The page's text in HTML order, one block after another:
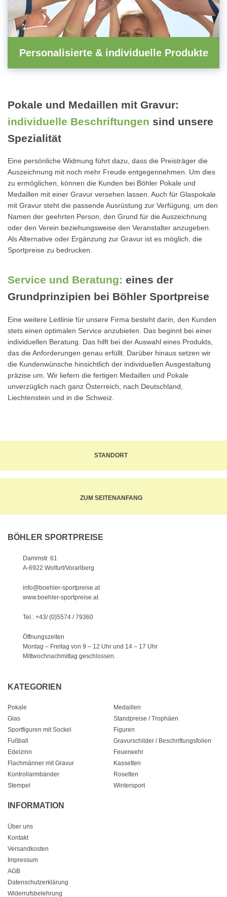
Personalisierte & individuelle Produkte
Pokale und Medaillen mit Gravur:
individuelle Beschriftungen sind unsere
Spezialität
Eine persönliche Widmung führt dazu, dass die Preisträger die
Auszeichnung mit noch mehr Freude entgegennehmen. Um dies
zu ermöglichen, können die Kunden bei Böhler Pokale und
Medaillen mit einer Gravur versehen lassen. Auch für Glaspokale
mit Gravur steht die passende Ausrüstung zur Verfügung, um den
Namen der geehrten Person, den Grund für die Auszeichnung
oder den Verein beziehungsweise den Veranstalter anzugeben.
Als Alternative oder Ergänzung zur Gravur ist es möglich, die
Sportpreise zu bedrucken.
Service und Beratung: eines der
Grundprinzipien bei Böhler Sportpreise
Eine weitere Leitlinie für unsere Firma besteht darin, den Kunden
stets einen optimalen Service anzubieten. Das beginnt bei einer
individuellen Beratung. Das hilft bei der Auswahl eines Produkts,
das die Anforderungen genau erfüllt. Darüber hinaus setzen wir
die Kundenwünsche hinsichtlich der individuellen Ausgestaltung
präzise um. Wir liefern die fertigen Medaillen und Pokale
unverzüglich nach ganz Österreich, nach Deutschland,
Liechtenstein und in die Schweiz.
STANDORT
ZUM SEITENANFANG
BÖHLER SPORTPREISE
Dammstr. 61
A-6922 Wolfurt/Vorarlberg
info@boehler-sportpreise.at
www.boehler-sportpreise.at
Tel.: +43/ (0)5574 / 79360
Öffnungszeiten
Montag – Freitag von 9 – 12 Uhr und 14 – 17 Uhr
Mittwochnachmittag geschlossen.
KATEGORIEN
Pokale
Medaillen
Glas
Standpreise / Trophäen
Sportfiguren mit Sockel
Figuren
Fußball
Gravurschilder / Beschriftungsfolien
Edelzinn
Feuerwehr
Flachmänner mit Gravur
Kassetten
Kontrollarmbänder
Rosetten
Stempel
Wintersport
INFORMATION
Über uns
Kontakt
Versandkosten
Impressum
AGB
Datenschutzerklärung
Widerrufsbelehrung